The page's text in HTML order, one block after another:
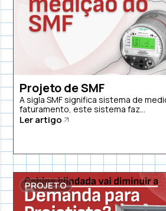
Projeto de SMF
A sigla SMF significa sistema de
faturamento, este sistema faz...
Ler artigo
PROJETO